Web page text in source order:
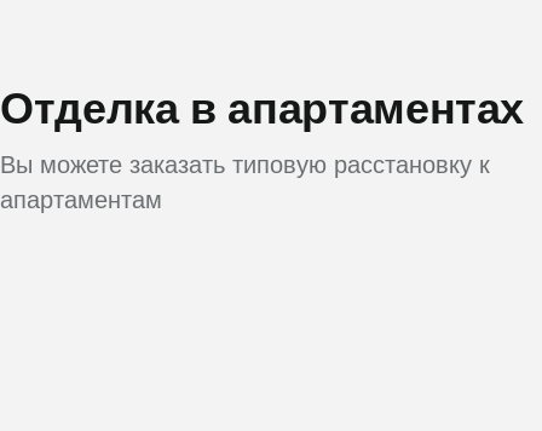
Отделка в апартаментах
Вы можете заказать типовую расстановку к
апартаментам